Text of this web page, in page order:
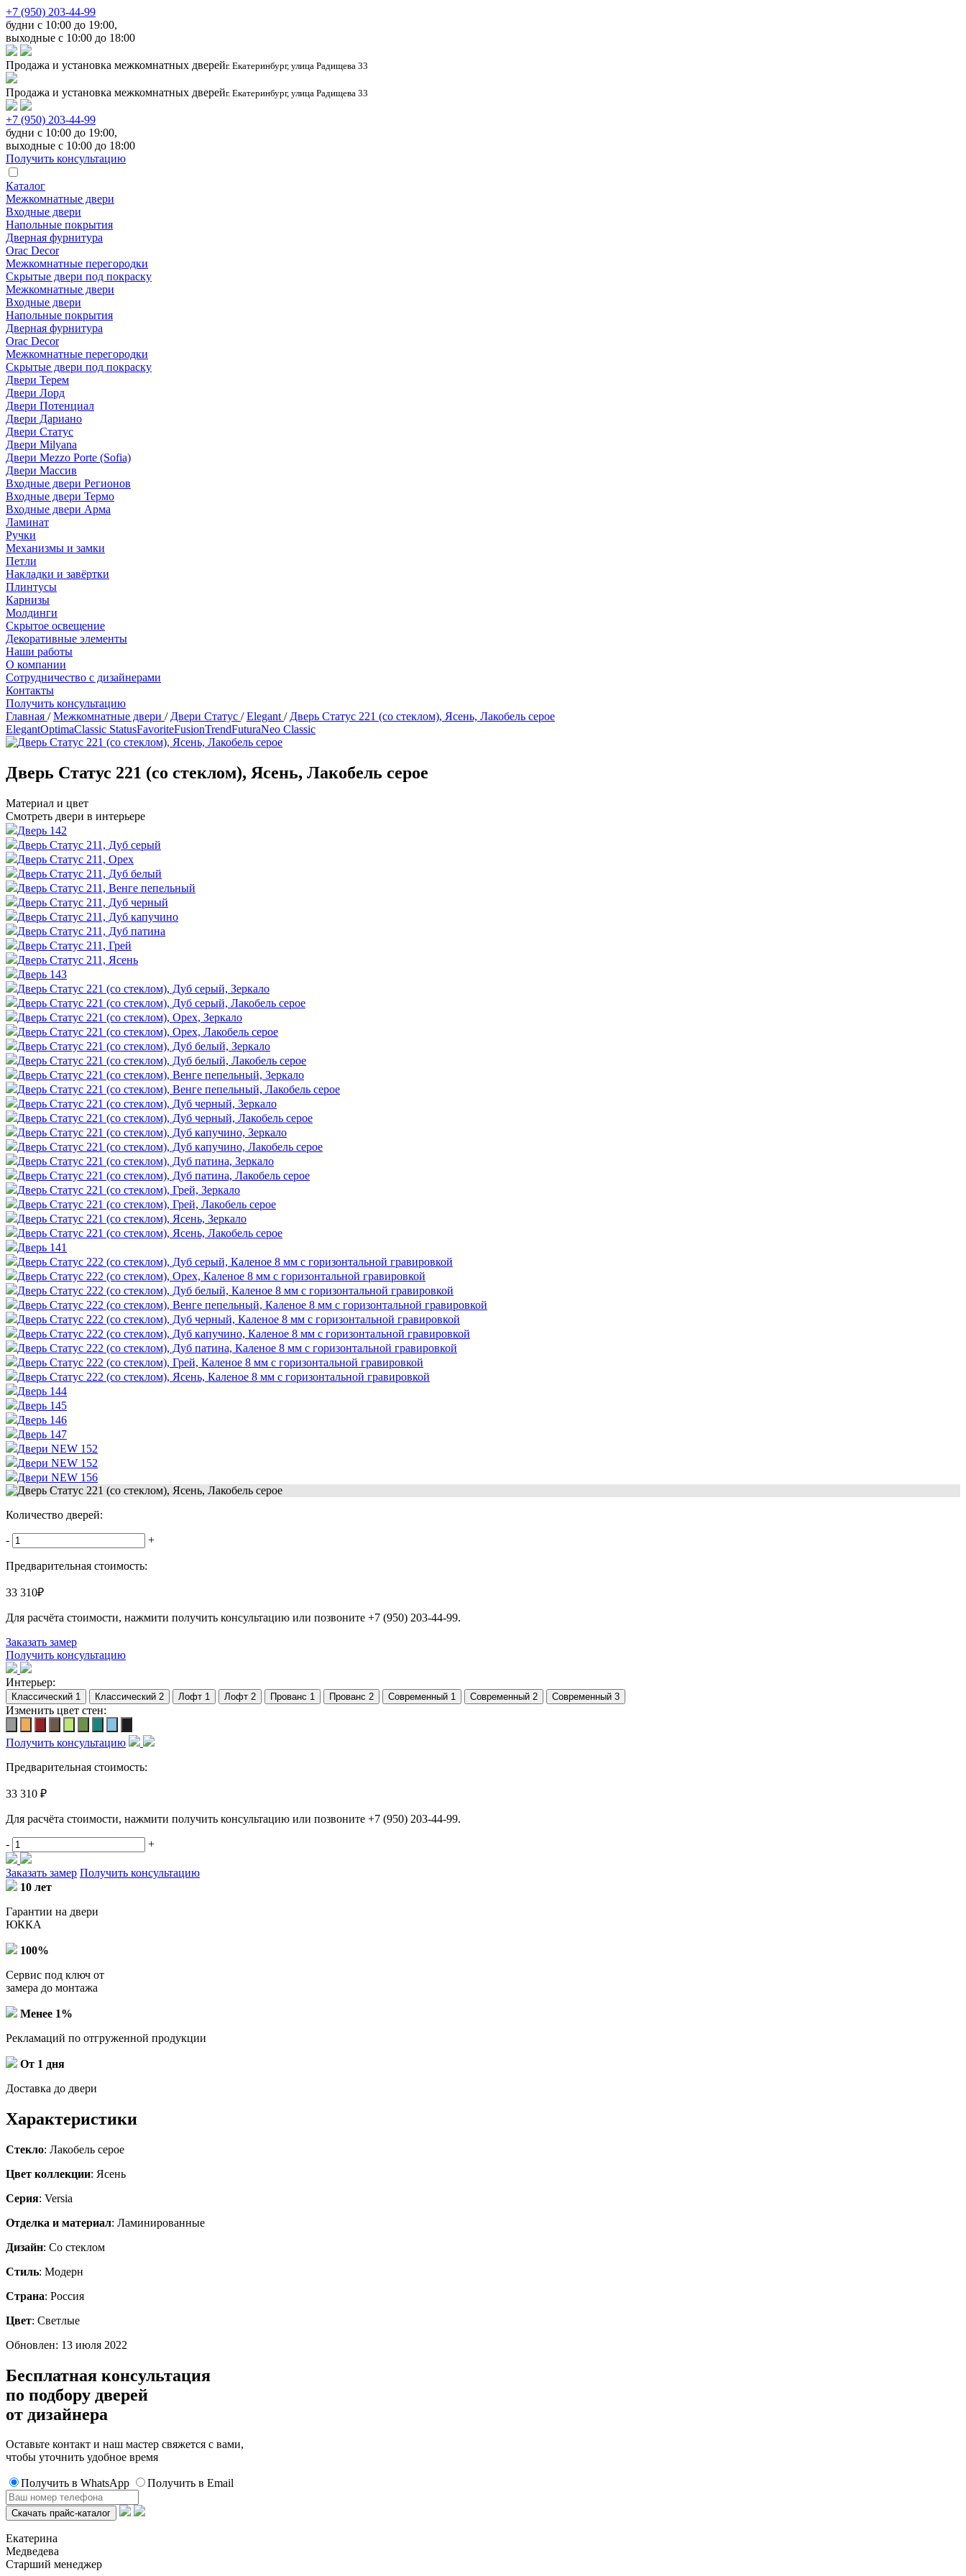
+7 (950) 203-44-99
будни с 10:00 до 19:00,
выходные с 10:00 до 18:00
Продажа и установка межкомнатных дверейг. Екатеринбург, улица Радищева 33
Продажа и установка межкомнатных дверейг. Екатеринбург, улица Радищева 33
+7 (950) 203-44-99
будни с 10:00 до 19:00,
выходные с 10:00 до 18:00
Получить консультацию
Каталог
Межкомнатные двери
Входные двери
Напольные покрытия
Дверная фурнитура
Orac Decor
Межкомнатные перегородки
Скрытые двери под покраскy
Межкомнатные двери
Входные двери
Напольные покрытия
Дверная фурнитура
Orac Decor
Межкомнатные перегородки
Скрытые двери под покраскy
Двери Терем
Двери Лорд
Двери Потенциал
Двери Дариано
Двери Статус
Двери Milyana
Двери Mezzo Porte (Sofia)
Двери Массив
Входные двери Регионов
Входные двери Термо
Входные двери Арма
Ламинат
Ручки
Механизмы и замки
Петли
Накладки и завёртки
Плинтусы
Карнизы
Молдинги
Скрытое освещение
Декоративные элементы
Наши работы
О компании
Сотрудничество с дизайнерами
Контакты
Получить консультацию
Главная /Межкомнатные двери / Двери Статус /Elegant / Дверь Статус 221 (со стеклом), Ясень, Лакобель серое
ElegantOptimaClassic StatusFavoriteFusionTrendFuturaNeo Classic
Дверь Статус 221 (со стеклом), Ясень, Лакобель серое
Материал и цвет
Смотреть двери в интерьере
Дверь 142
Дверь Статус 211, Дуб серый
Дверь Статус 211, Орех
Дверь Статус 211, Дуб белый
Дверь Статус 211, Венге пепельный
Дверь Статус 211, Дуб черный
Дверь Статус 211, Дуб капучино
Дверь Статус 211, Дуб патина
Дверь Статус 211, Грей
Дверь Статус 211, Ясень
Дверь 143
Дверь Статус 221 (со стеклом), Дуб серый, Зеркало
Дверь Статус 221 (со стеклом), Дуб серый, Лакобель серое
Дверь Статус 221 (со стеклом), Орех, Зеркало
Дверь Статус 221 (со стеклом), Орех, Лакобель серое
Дверь Статус 221 (со стеклом), Дуб белый, Зеркало
Дверь Статус 221 (со стеклом), Дуб белый, Лакобель серое
Дверь Статус 221 (со стеклом), Венге пепельный, Зеркало
Дверь Статус 221 (со стеклом), Венге пепельный, Лакобель серое
Дверь Статус 221 (со стеклом), Дуб черный, Зеркало
Дверь Статус 221 (со стеклом), Дуб черный, Лакобель серое
Дверь Статус 221 (со стеклом), Дуб капучино, Зеркало
Дверь Статус 221 (со стеклом), Дуб капучино, Лакобель серое
Дверь Статус 221 (со стеклом), Дуб патина, Зеркало
Дверь Статус 221 (со стеклом), Дуб патина, Лакобель серое
Дверь Статус 221 (со стеклом), Грей, Зеркало
Дверь Статус 221 (со стеклом), Грей, Лакобель серое
Дверь Статус 221 (со стеклом), Ясень, Зеркало
Дверь Статус 221 (со стеклом), Ясень, Лакобель серое
Дверь 141
Дверь Статус 222 (со стеклом), Дуб серый, Каленое 8 мм с горизонтальной гравировкой
Дверь Статус 222 (со стеклом), Орех, Каленое 8 мм с горизонтальной гравировкой
Дверь Статус 222 (со стеклом), Дуб белый, Каленое 8 мм с горизонтальной гравировкой
Дверь Статус 222 (со стеклом), Венге пепельный, Каленое 8 мм с горизонтальной гравировкой
Дверь Статус 222 (со стеклом), Дуб черный, Каленое 8 мм с горизонтальной гравировкой
Дверь Статус 222 (со стеклом), Дуб капучино, Каленое 8 мм с горизонтальной гравировкой
Дверь Статус 222 (со стеклом), Дуб патина, Каленое 8 мм с горизонтальной гравировкой
Дверь Статус 222 (со стеклом), Грей, Каленое 8 мм с горизонтальной гравировкой
Дверь Статус 222 (со стеклом), Ясень, Каленое 8 мм с горизонтальной гравировкой
Дверь 144
Дверь 145
Дверь 146
Дверь 147
Двери NEW 152
Двери NEW 152
Двери NEW 156
Количество дверей:
- +
Предварительная стоимость:
33 310₽
Для расчёта стоимости, нажмити получить консультацию или позвоните +7 (950) 203-44-99.
Заказать замер
Получить консультацию
Интерьер:
Изменить цвет стен:
Получить консультацию
Предварительная стоимость:
33 310 ₽
Для расчёта стоимости, нажмити получить консультацию или позвоните +7 (950) 203-44-99.
- +
Заказать замер Получить консультацию
10 лет
Гарантии на двери
ЮККА
100%
Сервис под ключ от
замера до монтажа
Менее 1%
Рекламаций по отгруженной продукции
От 1 дня
Доставка до двери
Характеристики
Стекло: Лакобель серое
Цвет коллекции: Ясень
Серия: Versia
Отделка и материал: Ламинированные
Дизайн: Со стеклом
Стиль: Модерн
Страна: Россия
Цвет: Светлые
Обновлен: 13 июля 2022
Бесплатная консультация
по подбору дверей
от дизайнера
Оставьте контакт и наш мастер свяжется с вами,
чтобы уточнить удобное время
Получить в WhatsApp Получить в Email
Екатерина
Медведева
Старший менеджер